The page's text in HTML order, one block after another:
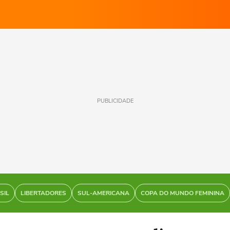
PUBLICIDADE
LIBERTADORES SUL-AMERICANA COPA DO MUNDO FEMININA